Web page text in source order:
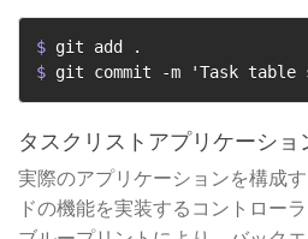
$ git add .
$ git commit -m 'Task table
タスクリストアプリケーショ
実際のアプリケーションを構成
ドの機能を実装するコントロー